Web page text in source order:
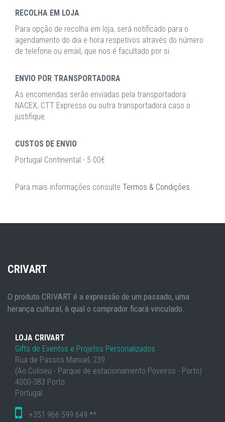
RECOLHA EM LOJA
Para opção de recolha em loja, será notificado para o
agendamento do dia e hora respetivos através do número
de telefone ou email, que nos é facultado por si.
ENVIO POR TRANSPORTADORA
As encomendas serão enviadas pela transportadora
NACEX, CTT Expresso ou outra transportadora caso o
justifique.
CUSTOS DE ENVIO
Portugal Continental - 5.00€
Para mais informações consulte Termos & Condições.
CRIVART
O produto CRIVART é a expressão de um passado, uma
herança cultural, à qual o comprador ficará vinculado.
LOJA CRIVART
Gifts de Eventos e Projetos Personalizados
Rua de Passos Manuel, 239
(Ao Coliseu - Parque de estacionamento Poveiros - Porto)
4000-383 Porto
Portugal
+351 966 599 649 **